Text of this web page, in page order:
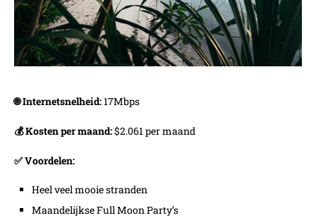
🌐 Internetsnelheid:17Mbps
💰 Kosten per maand:$2.061 per maand
✅ Voordelen:
Heel veel mooie stranden
Maandelijkse Full Moon Party’s